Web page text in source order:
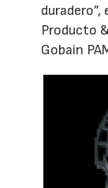
Producto
Gobain